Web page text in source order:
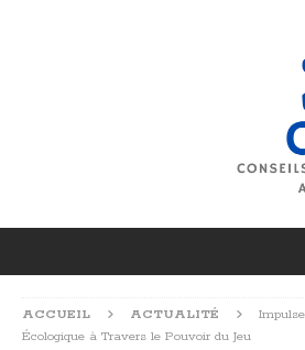
ACCUEIL ACTUALITÉ
Écologique à Travers le Pouvoir du Jeu